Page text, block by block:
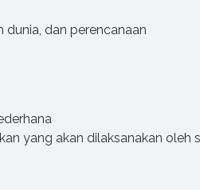
dan perencanaan
yang akan dilaksanakan oleh